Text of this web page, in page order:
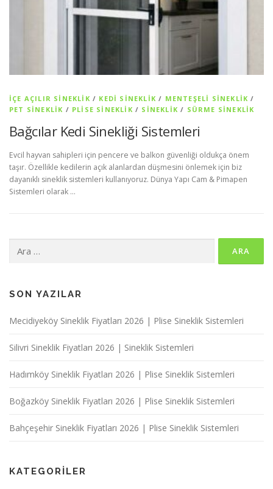
İÇE AÇILIR SINEKLIK / KEDI SINEKLIK / MENTEŞELI SINEKLIK /
PET SİNEKLIK / PLISE SINEKLIK / SİNEKLİK / SÜRME SINEKLIK
Bağcılar Kedi Sinekliği Sistemleri
Evcil hayvan sahipleri için pencere ve balkon güvenliği oldukça önem
taşır. Özellikle kedilerin açık alanlardan düşmesini önlemek için biz
dayanıklı sineklik sistemleri kullanıyoruz. Dünya Yapı Cam & Pimapen
Sistemleri olarak …
SON YAZILAR
Mecidiyeköy Sineklik Fiyatları 2026 | Plise Sineklik Sistemleri
Silivri Sineklik Fiyatları 2026 | Sineklik Sistemleri
Hadımköy Sineklik Fiyatları 2026 | Plise Sineklik Sistemleri
Boğazköy Sineklik Fiyatları 2026 | Plise Sineklik Sistemleri
Bahçeşehir Sineklik Fiyatları 2026 | Plise Sineklik Sistemleri
KATEGORILER